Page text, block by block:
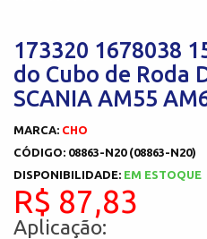
173320 1678038
do Cubo de Roda
SCANIA AM55
MARCA: CHO
CÓDIGO: 08863-N20 (08863-N20)
DISPONIBILIDADE: EM ESTOQUE
R$ 87,83
Aplicação: